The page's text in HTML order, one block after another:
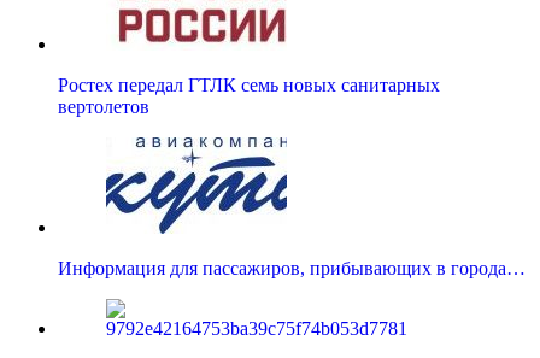
Ростех передал ГТЛК семь новых санитарных
вертолетов
Информация для пассажиров, прибывающих в города…